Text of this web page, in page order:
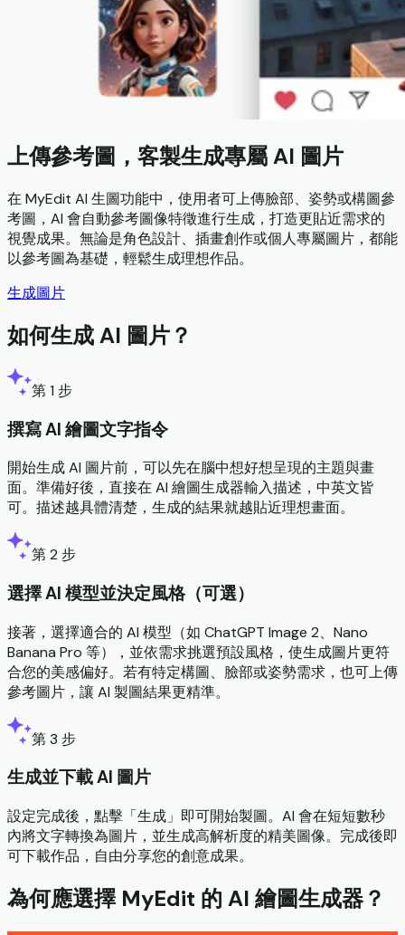
上傳參考圖，客製生成專屬 AI 圖片
在 MyEdit AI 生圖功能中，使用者可上傳臉部、姿勢或構圖參
考圖，AI 會自動參考圖像特徵進行生成，打造更貼近需求的
視覺成果。無論是角色設計、插畫創作或個人專屬圖片，都能
以參考圖為基礎，輕鬆生成理想作品。
生成圖片
如何生成 AI 圖片？
第 1 步
撰寫 AI 繪圖文字指令
開始生成 AI 圖片前，可以先在腦中想好想呈現的主題與畫
面。準備好後，直接在 AI 繪圖生成器輸入描述，中英文皆
可。描述越具體清楚，生成的結果就越貼近理想畫面。
第 2 步
選擇 AI 模型並決定風格（可選）
接著，選擇適合的 AI 模型（如 ChatGPT Image 2、Nano
Banana Pro 等），並依需求挑選預設風格，使生成圖片更符
合您的美感偏好。若有特定構圖、臉部或姿勢需求，也可上傳
參考圖片，讓 AI 製圖結果更精準。
第 3 步
生成並下載 AI 圖片
設定完成後，點擊「生成」即可開始製圖。AI 會在短短數秒
內將文字轉換為圖片，並生成高解析度的精美圖像。完成後即
可下載作品，自由分享您的創意成果。
為何應選擇 MyEdit 的 AI 繪圖生成器？